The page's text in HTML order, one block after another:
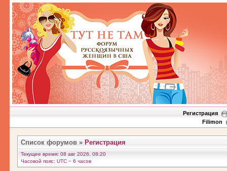
Регистрация
Filimon
Список форумов » Регистрация
Текущее время: 08 авг 2026, 08:20
Часовой пояс: UTC − 6 часов